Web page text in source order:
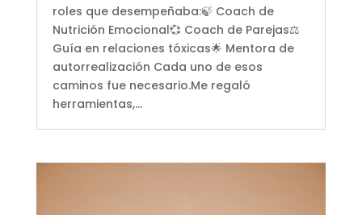
roles que desempeñaba:🍃 Coach de
Nutrición Emocional💞 Coach de Parejas⚖️
Guía en relaciones tóxicas🌟 Mentora de
autorrealización Cada uno de esos
caminos fue necesario.Me regaló
herramientas,...